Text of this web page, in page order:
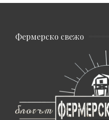
Фермерско свежо